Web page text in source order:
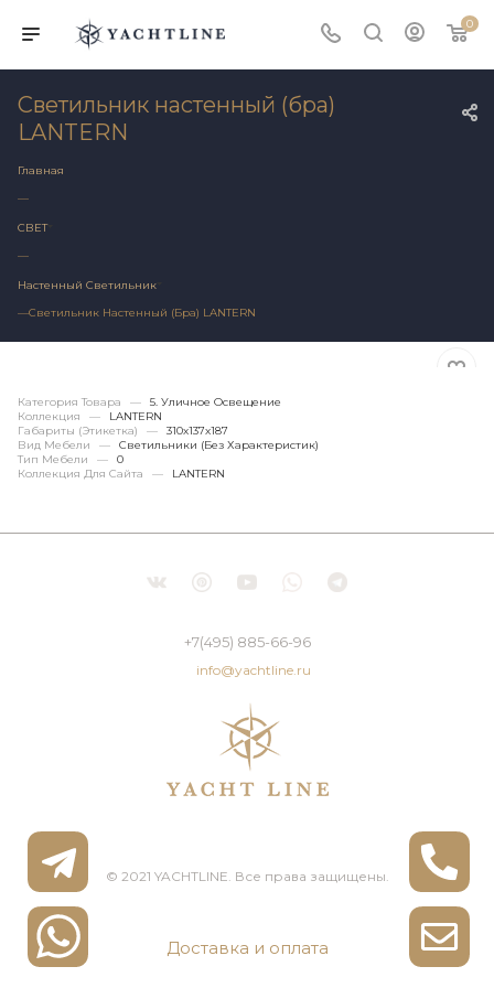
0
Светильник настенный (бра)
LANTERN
Главная
—
СВЕТ
—
Настенный Светильник
—Светильник Настенный (бра) LANTERN
Категория Товара —
5. Уличное Освещение
Коллекция
—
LANTERN
Габариты (этикетка)
—
310х137х187
Вид Мебели
—
Светильники (без Характеристик)
Тип Мебели
—
0
Коллекция Для Сайта
— LANTERN
+7(495) 885-66-96
info@yachtline.ru
© 2021 YACHTLINE. Все права защищены.
Доставка и оплата